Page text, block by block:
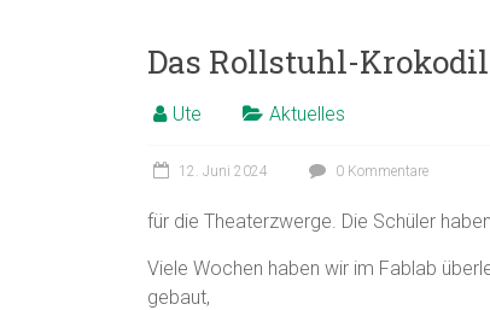
Das Rollstuhl-Krokodil
Ute Aktuelles
12. Juni 2024 0 Kommentare
für die Theaterzwerge. Die Schüler
Viele Wochen haben wir im Fablab
gebaut,